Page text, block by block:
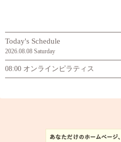
Today's Schedule
2026.08.08 Saturday
08:00 オンラインピラティス